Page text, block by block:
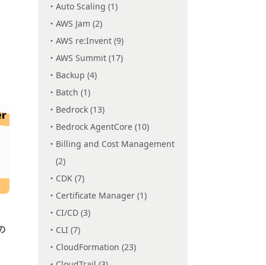
Auto Scaling (1)
AWS Jam (2)
AWS re:Invent (9)
AWS Summit (17)
Backup (4)
Batch (1)
Bedrock (13)
Bedrock AgentCore (10)
Billing and Cost Management
(2)
CDK (7)
Certificate Manager (1)
CI/CD (3)
CLI (7)
CloudFormation (23)